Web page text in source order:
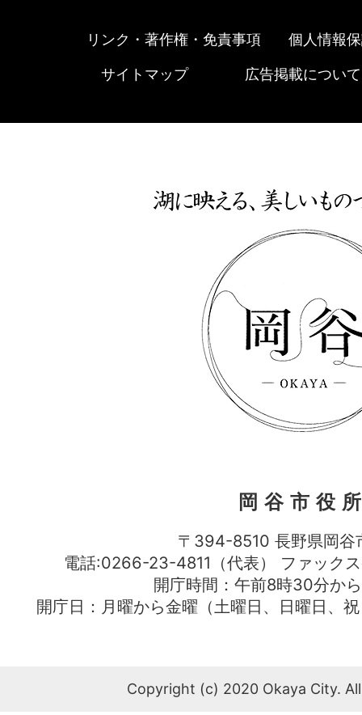
リンク・著作権・免責事項 個人情報
サイトマップ 広告掲載について
岡谷市役
〒394-8510 長野県岡谷
電話:0266-23-4811（代表） ファッ
開庁時間：午前8時30分か
開庁日：月曜から金曜（土曜日、日曜日、
Copyright (c) 2020 Okaya City.